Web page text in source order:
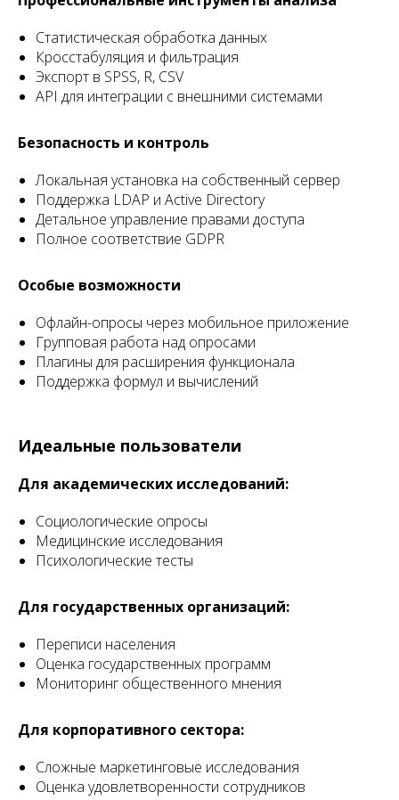
Статистическая обработка данных
Кросстабуляция и фильтрация
Экспорт в SPSS, R, CSV
API для интеграции с внешними системами
Безопасность и контроль
Локальная установка на собственный сервер
Поддержка LDAP и Active Directory
Детальное управление правами доступа
Полное соответствие GDPR
Особые возможности
Офлайн-опросы через мобильное приложение
Групповая работа над опросами
Плагины для расширения функционала
Поддержка формул и вычислений
Идеальные пользователи
Для академических исследований:
Социологические опросы
Медицинские исследования
Психологические тесты
Для государственных организаций:
Переписи населения
Оценка государственных программ
Мониторинг общественного мнения
Для корпоративного сектора:
Сложные маркетинговые исследования
Оценка удовлетворенности сотрудников